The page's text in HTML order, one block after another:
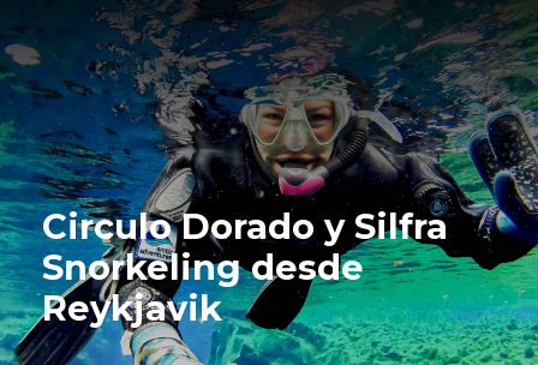
Circulo Dorado y Silfra
Snorkeling desde
Reykjavik